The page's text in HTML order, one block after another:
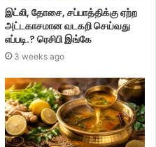
இட்லி, தோசை, சப்பாத்திக்கு ஏற்ற
அட்டகாசமான வடகறி செய்வது
எப்படி.? ரெசிபி இங்கே
3 weeks ago